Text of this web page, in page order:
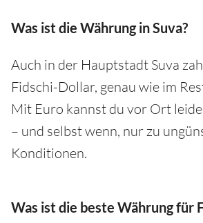
Was ist die Währung in Suva?
Auch in der Hauptstadt Suva
Fidschi-Dollar, genau wie im
Mit Euro kannst du vor Ort
– und selbst wenn, nur zu
Konditionen.
Was ist die beste Währung für